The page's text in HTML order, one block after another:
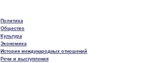
Политика
Общество
Культура
Экономика
История международных отношений
Речи и выступления